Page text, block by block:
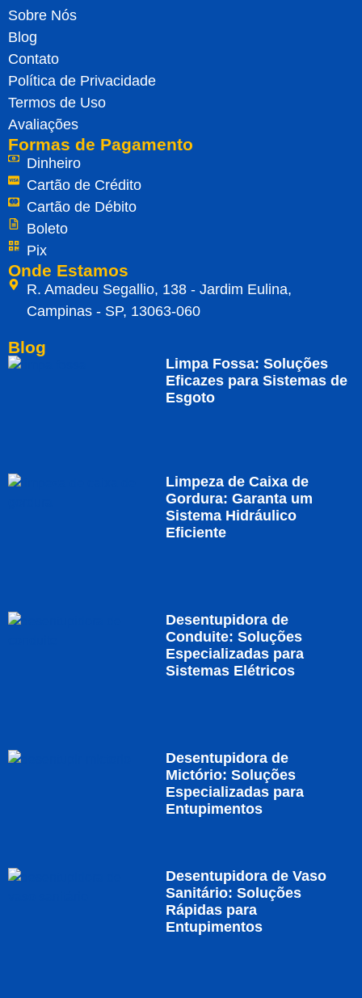
Sobre Nós
Blog
Contato
Política de Privacidade
Termos de Uso
Avaliações
Formas de Pagamento
Dinheiro
Cartão de Crédito
Cartão de Débito
Boleto
Pix
Onde Estamos
R. Amadeu Segallio, 138 - Jardim Eulina,
Campinas - SP, 13063-060
Blog
Limpa Fossa: Soluções
Eficazes para Sistemas de
Esgoto
Limpeza de Caixa de
Gordura: Garanta um
Sistema Hidráulico
Eficiente
Desentupidora de
Conduite: Soluções
Especializadas para
Sistemas Elétricos
Desentupidora de
Mictório: Soluções
Especializadas para
Entupimentos
Desentupidora de Vaso
Sanitário: Soluções
Rápidas para
Entupimentos